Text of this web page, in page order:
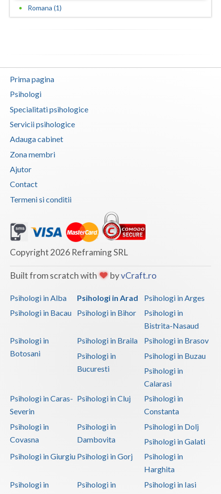
Timis
Vrancea
Romana (1)
Prima pagina
Psihologi
Specialitati psihologice
Servicii psihologice
Adauga cabinet
Zona membri
Ajutor
Contact
Termeni si conditii
Copyright 2026 Reframing SRL
Built from scratch with byvCraft.ro
Psihologi in Alba Psihologi in Arad
Psihologi in Arges
Psihologi in Bacau
Psihologi in Bihor
Psihologi in
Bistrita-Nasaud
Psihologi in
Botosani
Psihologi in Braila
Psihologi in Brasov
Psihologi in
Bucuresti
Psihologi in Buzau
Psihologi in
Calarasi
Psihologi in Caras-
Severin
Psihologi in Cluj
Psihologi in
Constanta
Psihologi in
Covasna
Psihologi in
Dambovita
Psihologi in Dolj
Psihologi in Galati
Psihologi in Giurgiu Psihologi in Gorj
Psihologi in
Harghita
Psihologi in
Psihologi in
Psihologi in Iasi